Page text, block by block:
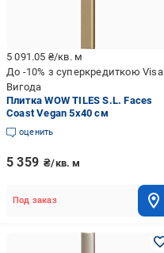
5 091.05 ₴/кв. м
До -10% з суперкредиткою Visa
Вигода
Плитка WOW TILES S.L. Faces
Coast Vegan 5x40 см
оценить
5 359 ₴/кв. м
Под заказ